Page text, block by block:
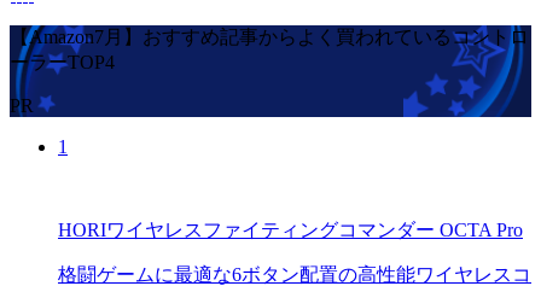
【Amazon7月】おすすめ記事からよく買われているコントロ
ーラーTOP4
PR
1
HORIワイヤレスファイティングコマンダー OCTA Pro
格闘ゲームに最適な6ボタン配置の高性能ワイヤレスコ